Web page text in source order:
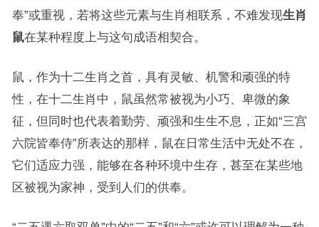
奉”或重视，若将这些元素与生肖相联系，不难发现生肖
鼠在某种程度上与这句成语相契合。
鼠，作为十二生肖之首，具有灵敏、机警和顽强的特
性，在十二生肖中，鼠虽然常被视为小巧、卑微的象
征，但同时也代表着勤劳、顽强和生生不息，正如“三宫
六院皆奉侍”所表达的那样，鼠在日常生活中无处不在，
它们适应力强，能够在各种环境中生存，甚至在某些地
区被视为家神，受到人们的供奉。